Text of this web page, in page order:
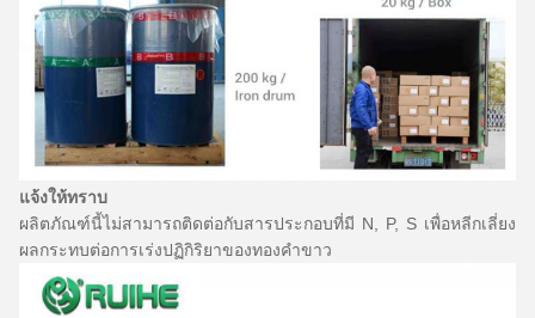
แจ้งให้ทราบ
ผลิตภัณฑ์นี้ไม่สามารถติดต่อกับสารประกอบที่มี N, P, S เพื่อหลีกเลี่ยง
ผลกระทบต่อการเร่งปฏิกิริยาของทองคำขาว